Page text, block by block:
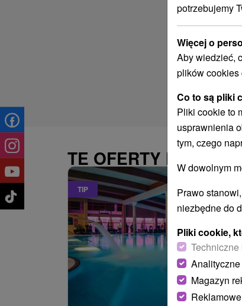
TE OFERTY MOGĄ
TIP
od
/
potrzebujemy
Więcej o
Aby wiedzieć,
plików cookies
Co to są pliki
Pliki cookie to
usprawnienia
tym, czego
W dowolnym
Prawo
niezbędne do
Pliki cookie,
Magazyn